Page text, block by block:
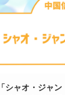
シャオ・ジャ